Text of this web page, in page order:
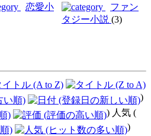
恋愛小
ファン
タジー小説 (3)
)
) 人気 (
)